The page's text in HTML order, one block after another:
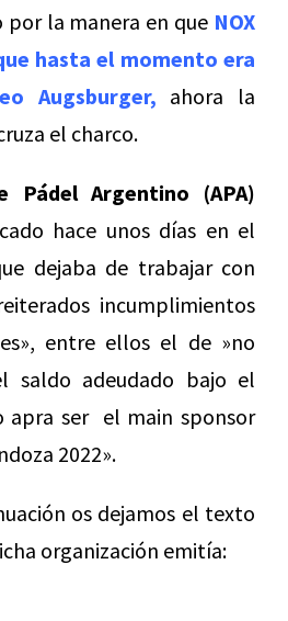
por la manera en que NOX
hasta el momento era
Augsburger, ahora la
el charco.
Pádel Argentino (APA)
hace unos días en el
dejaba de trabajar con
incumplimientos
entre ellos el de »no
saldo adeudado bajo el
apra ser el main sponsor
2022».
os dejamos el texto
organización emitía: